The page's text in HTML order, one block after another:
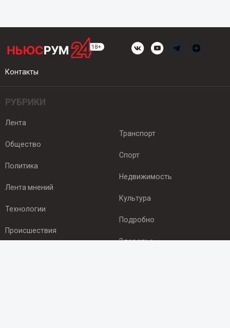
Контакты
РУБРИКИ
Лента
Общество
Политика
Лента мнений
Технологии
Происшествия
Транспорт
Спорт
Недвижимость
Культура
Подробно
Здоровье